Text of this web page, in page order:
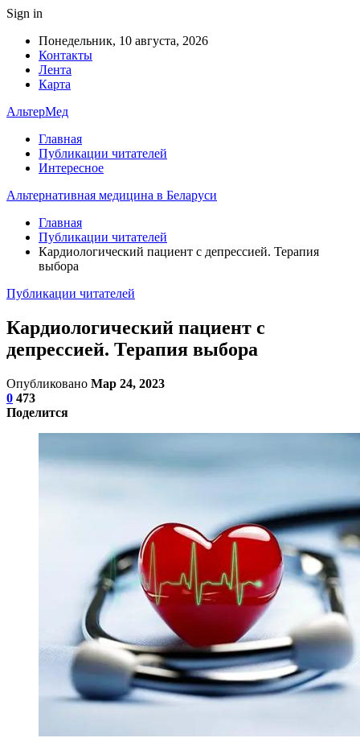
Sign in
Понедельник, 10 августа, 2026
Контакты
Лента
Карта
АльтерМед
Главная
Публикации читателей
Интересное
Альтернативная медицина в Беларуси
Главная
Публикации читателей
Кардиологический пациент с депрессией. Терапия
выбора
Публикации читателей
Кардиологический пациент с
депрессией. Терапия выбора
Опубликовано Мар 24, 2023
0 473
Поделится